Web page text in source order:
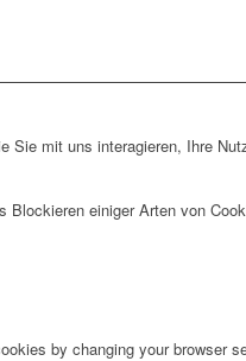
mit uns interagieren, Ihre
einiger Arten von
by changing your browser